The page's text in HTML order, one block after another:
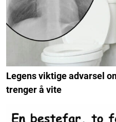
Legens viktige advarsel
trenger å vite